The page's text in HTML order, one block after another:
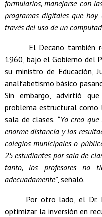
formularios, manejarse con
programas digitales que
través del uso de un
El Decano también
1960, bajo el Gobierno del
su ministro de Educación,
analfabetismo básico
Sin embargo, advirtió
problema estructural como
sala de clases. “Yo creo
enorme distancia y los
colegios municipales o
25 estudiantes por sala de
tanto, los profesores no
adecuadamente”, señaló.
Por otro lado, el Dr.
optimizar la inversión en